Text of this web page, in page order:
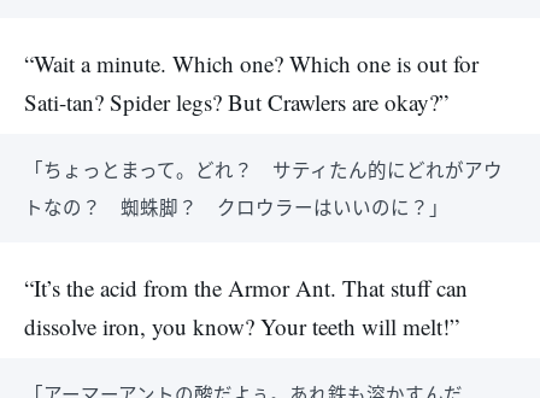
“Wait a minute. Which one? Which one is out for
Sati-tan? Spider legs? But Crawlers are okay?”
「ちょっとまって。どれ？ サティたん的にどれがアウ
トなの？ 蜘蛛脚？ クロウラーはいいのに？」
“It’s the acid from the Armor Ant. That stuff can
dissolve iron, you know? Your teeth will melt!”